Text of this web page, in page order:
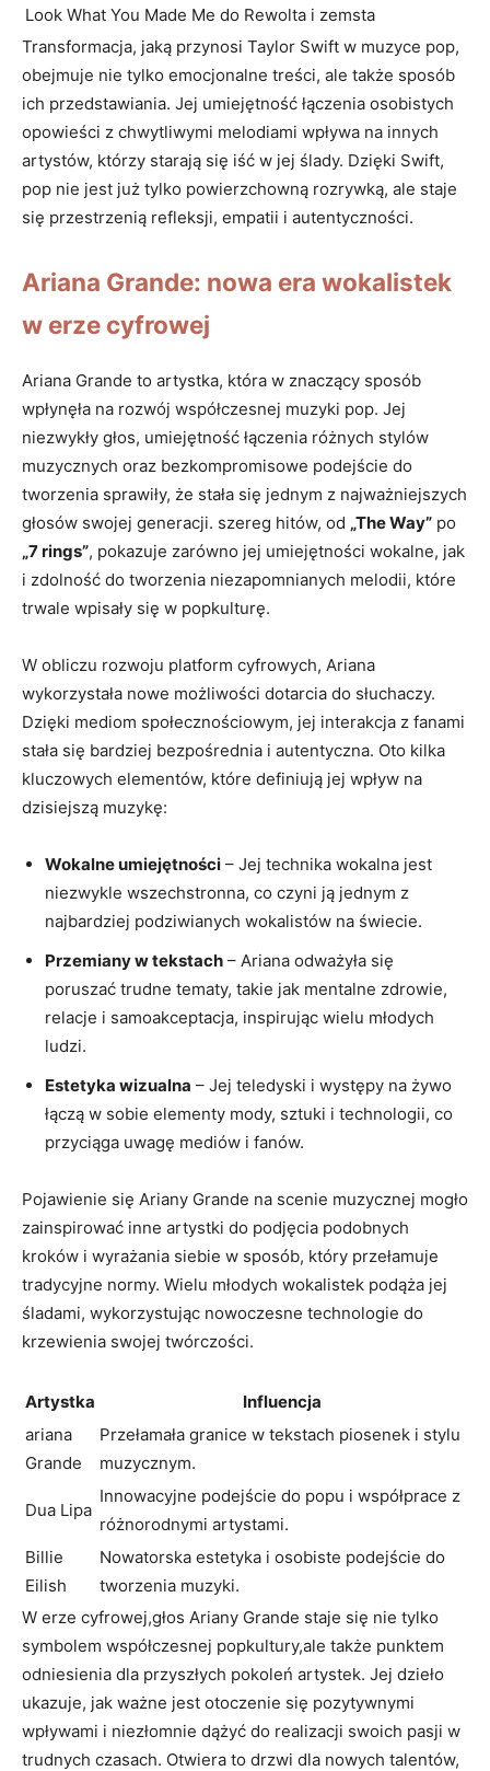
Look What You ​Made⁣ Me do Rewolta⁤ i zemsta
Transformacja, jaką przynosi Taylor Swift⁣ w⁣ muzyce ⁤pop,
obejmuje nie⁢ tylko emocjonalne treści, ‍ale także sposób
ich przedstawiania. ⁤Jej umiejętność łączenia osobistych
opowieści z chwytliwymi melodiami wpływa na innych
artystów, którzy starają się iść w jej ślady. Dzięki ​Swift,
pop nie‌ jest⁣ już tylko powierzchowną rozrywką, ale staje
się przestrzenią refleksji, empatii i autentyczności.
Ariana Grande: ⁣nowa‌ era wokalistek
w erze cyfrowej
Ariana Grande to ⁤artystka,⁤ która w znaczący sposób ​
wpłynęła na rozwój ⁤współczesnej muzyki pop. Jej
niezwykły głos, ⁣umiejętność łączenia ‍różnych stylów
muzycznych oraz bezkompromisowe podejście ​do
tworzenia sprawiły, że stała ‍się jednym z‌ najważniejszych
⁣głosów swojej generacji. szereg hitów, od „The Way” po⁣
„7⁢ rings”, pokazuje ​zarówno⁢ jej umiejętności wokalne, jak
i ‍zdolność⁤ do​ tworzenia‍ niezapomnianych melodii, które
trwale wpisały⁢ się w ‍popkulturę.
W obliczu rozwoju platform cyfrowych, Ariana
wykorzystała nowe możliwości dotarcia do słuchaczy.
Dzięki mediom społecznościowym, jej ⁣interakcja z fanami
stała się bardziej bezpośrednia i ⁣autentyczna. ⁤Oto kilka​
kluczowych ⁤elementów,⁤ które​ definiują jej ​wpływ na
dzisiejszą muzykę:
Wokalne ⁤umiejętności – Jej technika⁣ wokalna jest
⁣niezwykle ⁣wszechstronna, co czyni ją jednym z
‌najbardziej ​podziwianych wokalistów na ⁤świecie.
Przemiany w‌ tekstach – Ariana odważyła się
‍poruszać‌ trudne tematy, takie jak mentalne zdrowie,
relacje i samoakceptacja, inspirując wielu młodych
ludzi.
Estetyka wizualna – Jej ⁢teledyski i występy ⁤na‌ żywo
łączą ⁣w sobie elementy ⁣mody, sztuki i ⁢technologii, co
przyciąga uwagę mediów ‌i ⁣fanów.
Pojawienie się Ariany Grande na scenie muzycznej‌ mogło
⁢zainspirować inne artystki do podjęcia podobnych
kroków i wyrażania siebie ⁣w sposób, który ‌przełamuje
tradycyjne normy. ​Wielu⁤ młodych ‍wokalistek podąża⁣ jej
śladami, wykorzystując nowoczesne technologie do
krzewienia swojej twórczości.
Artystka
Influencja
ariana
‌Grande
Przełamała granice w tekstach piosenek i​ stylu
muzycznym.
Dua Lipa
Innowacyjne podejście⁢ do popu ⁣i współprace ‍z
różnorodnymi artystami.
Billie⁤
Eilish
Nowatorska estetyka i ⁢osobiste ⁣podejście do⁤
tworzenia muzyki.
W erze cyfrowej,głos ⁢Ariany Grande ⁣staje⁤ się nie tylko
symbolem współczesnej popkultury,ale‍ także punktem
odniesienia dla przyszłych pokoleń artystek. Jej dzieło
⁣ukazuje, jak ważne jest otoczenie się pozytywnymi
wpływami i niezłomnie‍ dążyć do‍ realizacji swoich pasji w
trudnych‌ czasach. Otwiera to drzwi dla nowych talentów,